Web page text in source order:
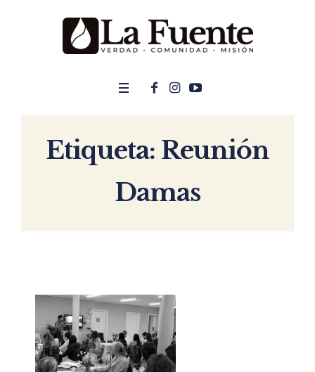
Etiqueta: Reunión
Damas